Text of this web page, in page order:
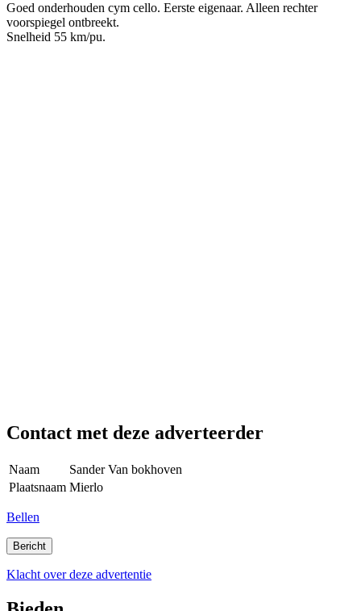
Goed onderhouden cym cello. Eerste eigenaar. Alleen rechter
voorspiegel ontbreekt.
Snelheid 55 km/pu.
Contact met deze adverteerder
Naam
Sander Van bokhoven
Plaatsnaam Mierlo
Bellen
Klacht over deze advertentie